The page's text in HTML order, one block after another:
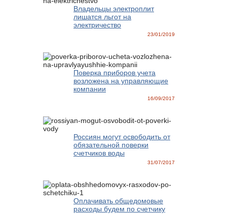
Владельцы электроплит
лишатся льгот на
электричество
23/01/2019
Поверка приборов учета
возложена на управляющие
компании
16/09/2017
Россиян могут освободить от
обязательной поверки
счетчиков воды
31/07/2017
Оплачивать общедомовые
расходы будем по счетчику